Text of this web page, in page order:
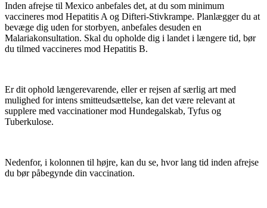
Inden afrejse til Mexico anbefales det, at du som minimum
vaccineres mod Hepatitis A og Difteri-Stivkrampe. Planlægger du at
bevæge dig uden for storbyen, anbefales desuden en
Malariakonsultation. Skal du opholde dig i landet i længere tid, bør
du tilmed vaccineres mod Hepatitis B.
Er dit ophold længerevarende, eller er rejsen af særlig art med
mulighed for intens smitteudsættelse, kan det være relevant at
supplere med vaccinationer mod Hundegalskab, Tyfus og
Tuberkulose.
Nedenfor, i kolonnen til højre, kan du se, hvor lang tid inden afrejse
du bør påbegynde din vaccination.